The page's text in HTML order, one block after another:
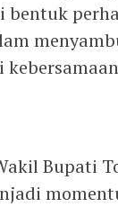
bentuk
Bupati